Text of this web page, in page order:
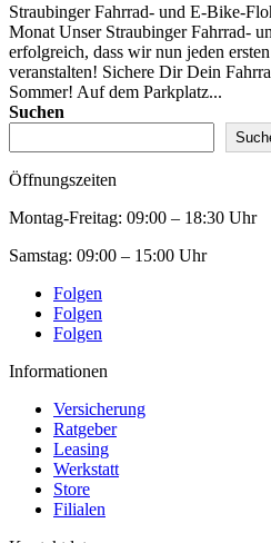
Straubinger Fahrrad- und E-Bike-
Monat Unser Straubinger Fahrrad-
erfolgreich, dass wir nun jeden
veranstalten! Sichere Dir Dein
Sommer! Auf dem Parkplatz...
Suchen
Öffnungszeiten
Montag-Freitag: 09:00 – 18:30 Uhr
Samstag: 09:00 – 15:00 Uhr
Folgen
Folgen
Folgen
Informationen
Versicherung
Ratgeber
Leasing
Werkstatt
Store
Filialen